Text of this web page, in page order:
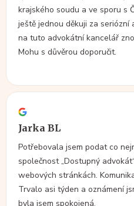
krajského soudu a ve sporu s
ještě jednou děkuji za seriózní
na tuto advokátní kancelář znovu
Mohu s důvěrou doporučit.
Jarka BL
Potřebovala jsem podat co
společnost „Dostupný
webových stránkách.
Trvalo asi týden a oznámení
byla jsem spokojená.